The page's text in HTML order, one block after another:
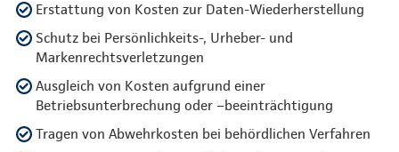
Erstattung von Kosten zur Daten-Wiederherstellung
Schutz bei Persönlichkeits-, Urheber- und
Markenrechtsverletzungen
Ausgleich von Kosten aufgrund einer
Betriebsunterbrechung oder –beeinträchtigung
Tragen von Abwehrkosten bei behördlichen Verfahren